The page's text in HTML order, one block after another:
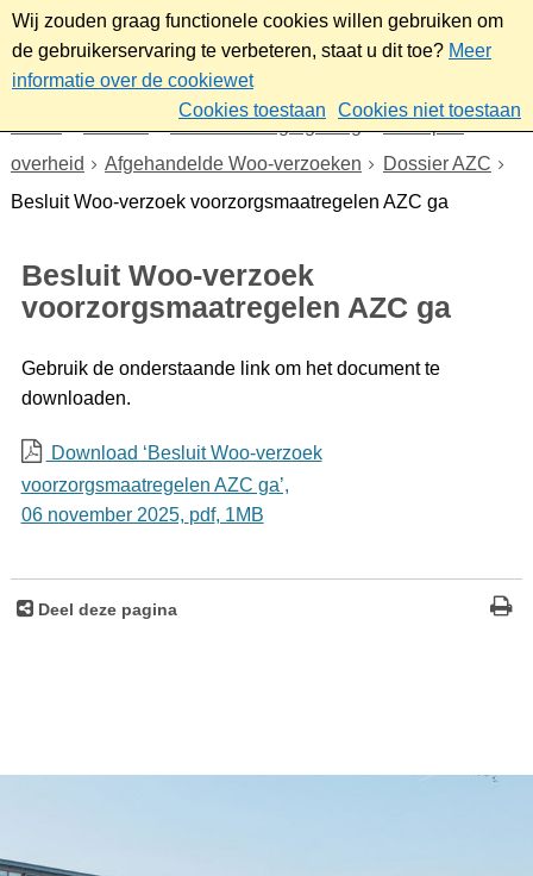
Wij zouden graag functionele cookies willen gebruiken om
de gebruikerservaring te verbeteren, staat u dit toe? Meer
informatie over de cookiewet
Cookies toestaan
Cookies niet toestaan
Beleid- en regelgeving
Wet open
overheid
Afgehandelde Woo-verzoeken
Dossier AZC
Besluit Woo-verzoek voorzorgsmaatregelen AZC ga
Besluit Woo-verzoek
voorzorgsmaatregelen AZC ga
Gebruik de onderstaande link om het document te
downloaden.
Download ‘Besluit Woo-verzoek
voorzorgsmaatregelen AZC ga’,
06 november 2025, pdf, 1MB
Deel deze pagina